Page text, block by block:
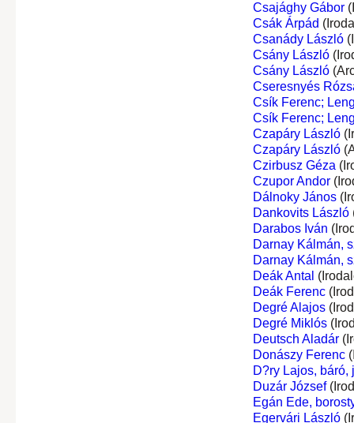
Csajághy Gábor
Csák Árpád
Csanády László
Csány László
Csány László
Cseresnyés
Csík Ferenc;
Csík Ferenc;
Czapáry László
Czapáry László
Czirbusz Géza
Czupor Andor
Dálnoky János
Dankovits László
Darabos Iván
Darnay Kálmán,
Darnay Kálmán,
Deák Antal
Deák Ferenc
Degré Alajos
Degré Miklós
Deutsch Aladár
Donászy Ferenc
D?ry Lajos, báró,
Duzár József
Egán Ede,
Egervári László